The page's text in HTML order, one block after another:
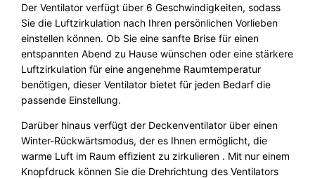
2
1
9
,
0
0
€
0
€
.
r
S
t
a
r
M
e
g
e
Der Ventilator verfügt über 6 Geschwindigkeiten, sodass
Sie die Luftzirkulation nach Ihren persönlichen Vorlieben
einstellen können. Ob Sie eine sanfte Brise für einen
entspannten Abend zu Hause wünschen oder eine stärkere
Luftzirkulation für eine angenehme Raumtemperatur
benötigen, dieser Ventilator bietet für jeden Bedarf die
passende Einstellung.
Darüber hinaus verfügt der Deckenventilator über einen
Winter-Rückwärtsmodus, der es Ihnen ermöglicht, die
warme Luft im Raum effizient zu zirkulieren . Mit nur einem
Knopfdruck können Sie die Drehrichtung des Ventilators